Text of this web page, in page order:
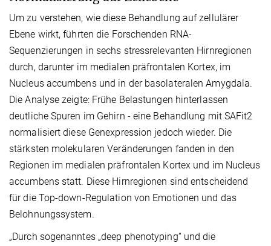
Um zu verstehen, wie diese Behandlung auf zellulärer
Ebene wirkt, führten die Forschenden RNA-
Sequenzierungen in sechs stressrelevanten Hirnregionen
durch, darunter im medialen präfrontalen Kortex, im
Nucleus accumbens und in der basolateralen Amygdala.
Die Analyse zeigte: Frühe Belastungen hinterlassen
deutliche Spuren im Gehirn - eine Behandlung mit SAFit2
normalisiert diese Genexpression jedoch wieder. Die
stärksten molekularen Veränderungen fanden in den
Regionen im medialen präfrontalen Kortex und im Nucleus
accumbens statt. Diese Hirnregionen sind entscheidend
für die Top-down-Regulation von Emotionen und das
Belohnungssystem.
„Durch sogenanntes „deep phenotyping“ und die